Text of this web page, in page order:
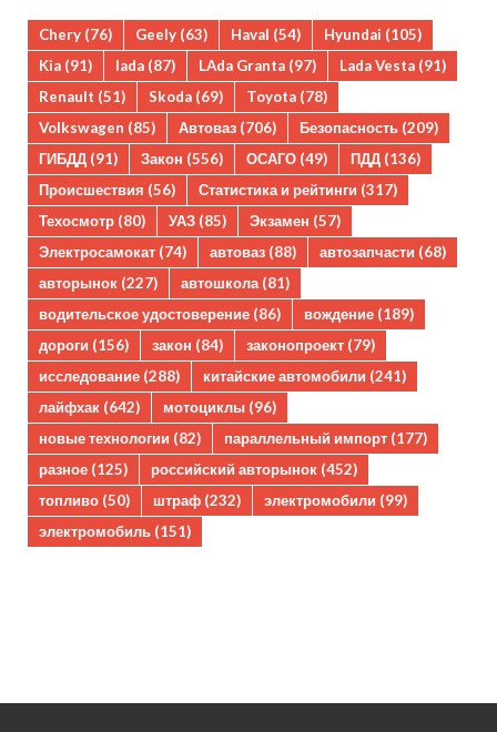
Chery (76) Geely (63) Haval (54) Hyundai (105)
Kia (91) lada (87) LAda Granta (97) Lada Vesta (91)
Renault (51) Skoda (69) Toyota (78)
Volkswagen (85) Автоваз (706) Безопасность (209)
ГИБДД (91) Закон (556) ОСАГО (49) ПДД (136)
Происшествия (56) Статистика и рейтинги (317)
Техосмотр (80) УАЗ (85) Экзамен (57)
Электросамокат (74) автоваз (88) автозапчасти (68)
авторынок (227) автошкола(81)
водительское удостоверение (86) вождение (189)
дороги (156) закон (84) законопроект (79)
исследование (288) китайские автомобили (241)
лайфхак (642) мотоциклы (96)
новые технологии (82) параллельный импорт (177)
разное (125) российский авторынок (452)
топливо (50) штраф (232) электромобили (99)
электромобиль (151)